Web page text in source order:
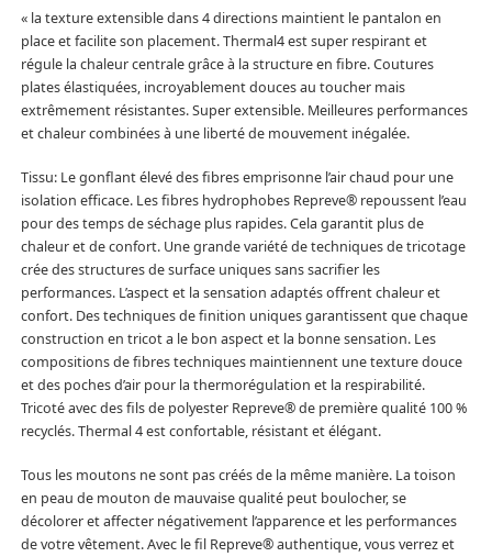
« la texture extensible dans 4 directions maintient le pantalon en
place et facilite son placement. Thermal4 est super respirant et
régule la chaleur centrale grâce à la structure en fibre. Coutures
plates élastiquées, incroyablement douces au toucher mais
extrêmement résistantes. Super extensible. Meilleures performances
et chaleur combinées à une liberté de mouvement inégalée.
Tissu: Le gonflant élevé des fibres emprisonne l’air chaud pour une
isolation efficace. Les fibres hydrophobes Repreve® repoussent l’eau
pour des temps de séchage plus rapides. Cela garantit plus de
chaleur et de confort. Une grande variété de techniques de tricotage
crée des structures de surface uniques sans sacrifier les
performances. L’aspect et la sensation adaptés offrent chaleur et
confort. Des techniques de finition uniques garantissent que chaque
construction en tricot a le bon aspect et la bonne sensation. Les
compositions de fibres techniques maintiennent une texture douce
et des poches d’air pour la thermorégulation et la respirabilité.
Tricoté avec des fils de polyester Repreve® de première qualité 100 %
recyclés. Thermal 4 est confortable, résistant et élégant.
Tous les moutons ne sont pas créés de la même manière. La toison
en peau de mouton de mauvaise qualité peut boulocher, se
décolorer et affecter négativement l’apparence et les performances
de votre vêtement. Avec le fil Repreve® authentique, vous verrez et